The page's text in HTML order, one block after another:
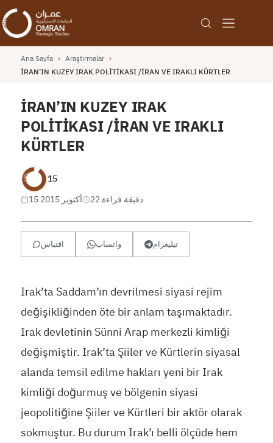
Ana Sayfa › Araştırmalar ›
İRAN’IN KUZEY IRAK POLİTİKASI /İRAN VE IRAKLI KÜRTLER
İRAN’IN KUZEY IRAK
POLİTİKASI /İRAN VE IRAKLI
KÜRTLER
15
15 أكتوبر 2015
22 دقيقة قراءة
اقتباس واتساب تيليغرام
Irak’ta Saddam’ın devrilmesi siyasi rejim
değişikliğinden öte bir anlam taşımaktadır.
Irak devletinin Sünni Arap merkezli kimliği
değişmiştir. Irak’ta Şiiler ve Kürtlerin siyasal
alanda temsil edilme hakları yeni bir Irak
kimliği doğurmuş ve bölgenin siyasi
jeopolitiğine Şiiler ve Kürtleri bir aktör olarak
sokmuştur. Bu durum Irak’ı belli ölçüde hem